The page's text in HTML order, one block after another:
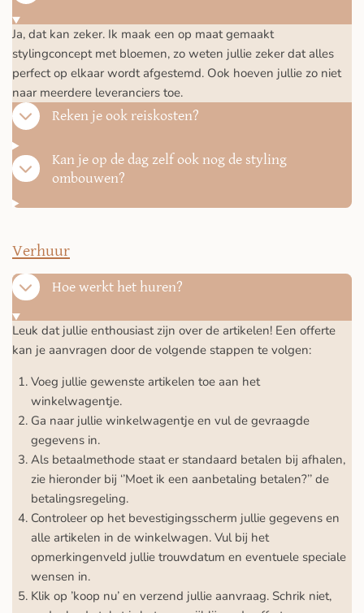
Ja, dat kan zeker. Ik maak een op maat gemaakt
stylingconcept met bloemen, zo weten jullie zeker dat alles
perfect op elkaar wordt afgestemd. Ook hoeven jullie zo niet
naar meerdere leveranciers toe.
Reken je ook reiskosten?
Kan je op de dag zelf ook nog de styling
ombouwen?
Verhuur
Hoe werkt het huren?
Leuk dat jullie enthousiast zijn over de artikelen! Een offerte
kan je aanvragen door de volgende stappen te volgen:
Voeg jullie gewenste artikelen toe aan het
winkelwagentje.
Ga naar jullie winkelwagentje en vul de gevraagde
gegevens in.
Als betaalmethode staat er standaard betalen bij afhalen,
zie hieronder bij ‘’Moet ik een aanbetaling betalen?’’ de
betalingsregeling.
Controleer op het bevestigingsscherm jullie gegevens en
alle artikelen in de winkelwagen. Vul bij het
opmerkingenveld jullie trouwdatum en eventuele speciale
wensen in.
Klik op ’koop nu’ en verzend jullie aanvraag. Schrik niet,